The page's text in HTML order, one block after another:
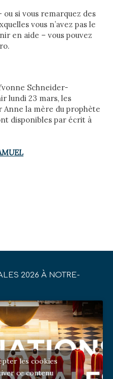
ou si vous remarquez des
vous n’avez pas le
en aide – vous pouvez
Schneider-
lundi 23 mars, les
Anne la mère du prophète
disponibles par écrit à
2026 À NOTRE-
les cookies
ce contenu